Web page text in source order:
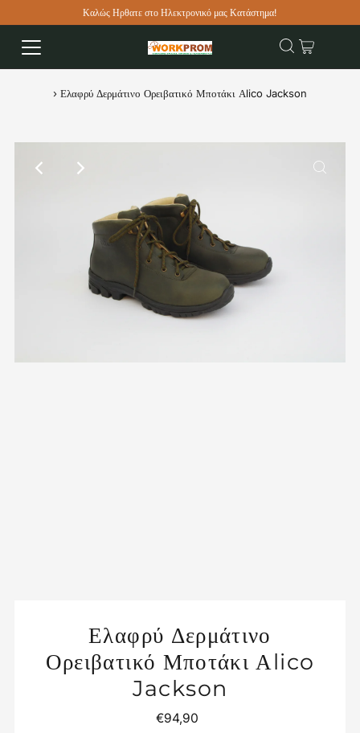
Καλώς Ηρθατε στο Ηλεκτρονικό μας Κατάστημα!
› Ελαφρύ Δερμάτινο Ορειβατικό Μποτάκι Αlico Jackson
Ελαφρύ Δερμάτινο
Ορειβατικό Μποτάκι Αlico
Jackson
Κανονική
€94,90